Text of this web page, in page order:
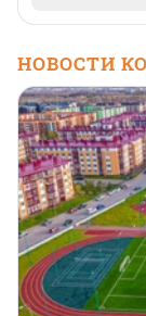
НОВОСТИ